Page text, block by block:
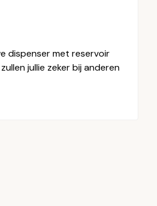
dispenser met reservoir
jullie zeker bij anderen